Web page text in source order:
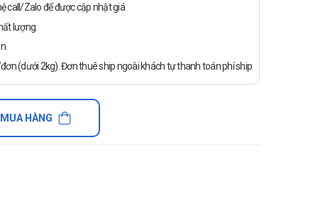
call/Zalo để được cập nhật giá
lượng.
(dưới 2kg). Đơn thuê ship ngoài khách tự thanh toán phí ship
HÀNG